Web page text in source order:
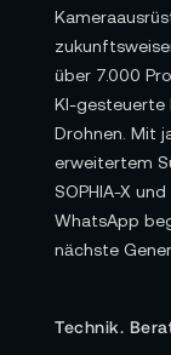
über 7.000
KI-gesteuerte
Drohnen. Mit
erweitertem
SOPHIA-X
WhatsApp
nächste
Technik.